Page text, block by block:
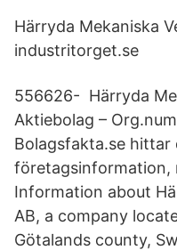
Härryda Mekaniska
industritorget.se
556626- Härryda
Aktiebolag –
Bolagsfakta.se
företagsinformation,
Information about
AB, a company
Götalands county,